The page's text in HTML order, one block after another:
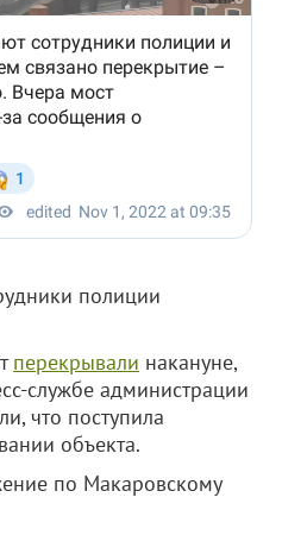
полиции
перекрывали накануне,
службе администрации
что поступила
объекта.
по Макаровскому